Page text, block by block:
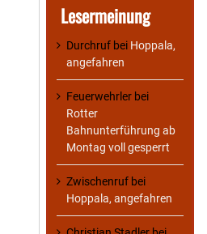
Lesermeinung
Durchruf bei Hoppala,
angefahren
Feuerwehrler bei
Rotter
Bahnunterführung ab
Montag voll gesperrt
Zwischenruf bei
Hoppala, angefahren